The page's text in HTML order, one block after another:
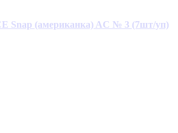
Snap (американка) AC № 3 (7шт/уп)